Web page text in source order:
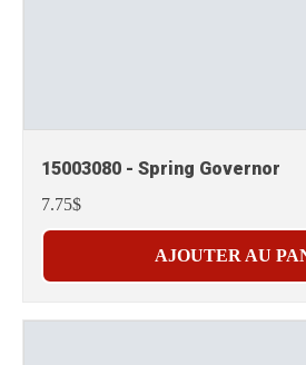
15003080 - Spring Governor
7.75$
AJOUTER AU